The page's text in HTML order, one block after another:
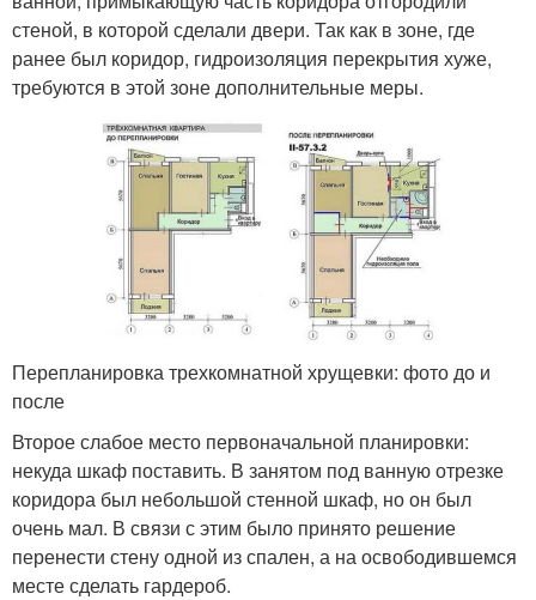
стеной, в которой сделали двери. Так как в зоне, где
ранее был коридор, гидроизоляция перекрытия хуже,
требуются в этой зоне дополнительные меры.
Перепланировка трехкомнатной хрущевки: фото до и
после
Второе слабое место первоначальной планировки:
некуда шкаф поставить. В занятом под ванную отрезке
коридора был небольшой стенной шкаф, но он был
очень мал. В связи с этим было принято решение
перенести стену одной из спален, а на освободившемся
месте сделать гардероб.